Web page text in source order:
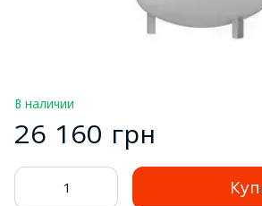
В наличии
26 160 грн